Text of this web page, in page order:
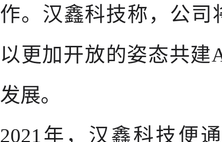
作。汉鑫科技称，公司
以更加开放的姿态共
发展。
2021年，汉鑫科技便